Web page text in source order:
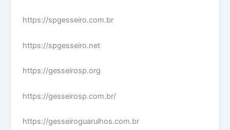
https://spgesseiro.com.br
https://spgesseiro.net
https://gesseirosp.org
https://gesseirosp.com.br/
https://gesseiroguarulhos.com.br